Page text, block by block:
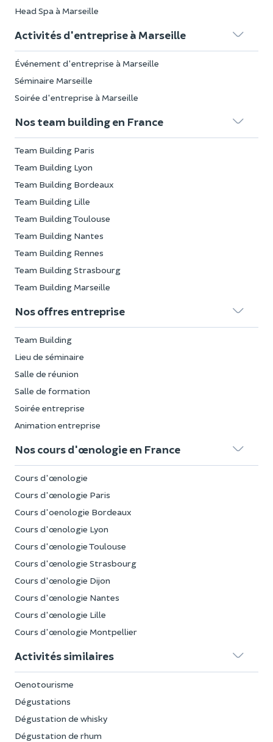
Head Spa à Marseille
Activités d'entreprise à Marseille
Événement d'entreprise à Marseille
Séminaire Marseille
Soirée d'entreprise à Marseille
Nos team building en France
Team Building Paris
Team Building Lyon
Team Building Bordeaux
Team Building Lille
Team Building Toulouse
Team Building Nantes
Team Building Rennes
Team Building Strasbourg
Team Building Marseille
Nos offres entreprise
Team Building
Lieu de séminaire
Salle de réunion
Salle de formation
Soirée entreprise
Animation entreprise
Nos cours d'œnologie en France
Cours d'œnologie
Cours d'œnologie Paris
Cours d'oenologie Bordeaux
Cours d'œnologie Lyon
Cours d'œnologie Toulouse
Cours d'œnologie Strasbourg
Cours d'œnologie Dijon
Cours d'œnologie Nantes
Cours d'œnologie Lille
Cours d'œnologie Montpellier
Activités similaires
Oenotourisme
Dégustations
Dégustation de whisky
Dégustation de rhum